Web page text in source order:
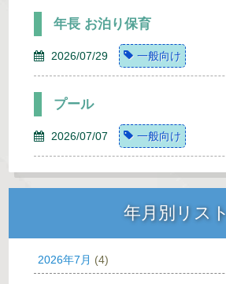
年長 お泊り保育
2026/07/29 一般向け
プール
2026/07/07 一般向け
年月別リスト
2026年7月 (4)